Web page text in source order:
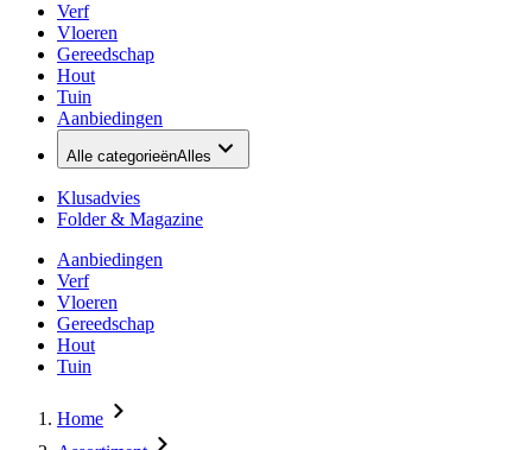
Verf
Vloeren
Gereedschap
Hout
Tuin
Aanbiedingen
Alle categorieënAlles
Klusadvies
Folder & Magazine
Aanbiedingen
Verf
Vloeren
Gereedschap
Hout
Tuin
Home